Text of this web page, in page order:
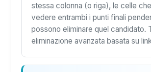
stessa colonna (o riga), le celle
vedere entrambi i punti finali
possono eliminare quel candidato.
eliminazione avanzata basata su